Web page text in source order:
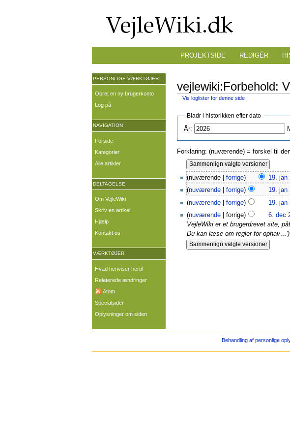
vejlewiki:Forbehold:
Vis loglister for denne side
Bladr i historikken efter dato
År:
Forklaring: (nuværende) = forskel til
(nuværende |forrige) 19. jan
(nuværende |forrige) 19. jan
(nuværende |forrige) 19. jan
(nuværende | forrige) 6. dec
VejleWiki er et brugerdrevet site,
Du kan læse om regler for ophav…')
PROJEKTSIDE REDIGÉR
PERSONLIGE VÆRKTØJER
Opret en ny brugerkonto
Log på
NAVIGATION
Forside
Kategorier
Alle artikler
DELTAGELSE
Om VejleWiki
Skriv en artikel
Hjælp
Kontakt os
VÆRKTØJER
Hvad henviser hertil
Relaterede ændringer
Atom
Specialsider
Oplysninger om siden
Behandling af personlige